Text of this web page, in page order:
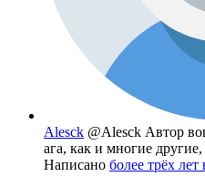
Alesck @Alesck Автор
ага, как и многие
Написано более трёх лет